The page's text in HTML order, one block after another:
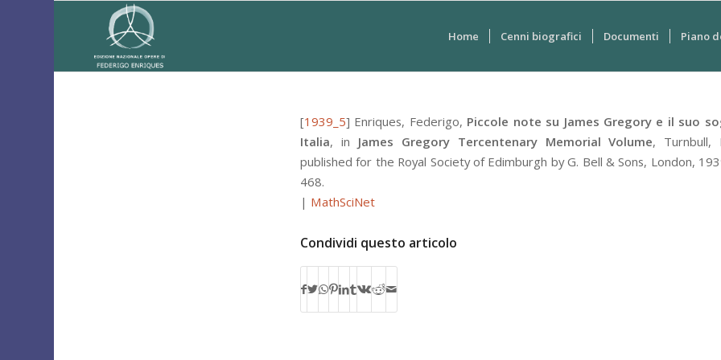
Home Cenni biografici Documenti Piano
[1939_5] Enriques, Federigo, Piccole note su James Gregory e il suo
Italia, in James Gregory Tercentenary Memorial Volume, Turnbull,
published for the Royal Society of Edimburgh by G. Bell & Sons, London,
468.
| MathSciNet
Condividi questo articolo